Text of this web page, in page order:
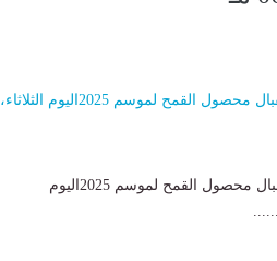
شاهد| محافظة قنا تبدأ في استقبال محصول القمح لموسم 2025اليوم